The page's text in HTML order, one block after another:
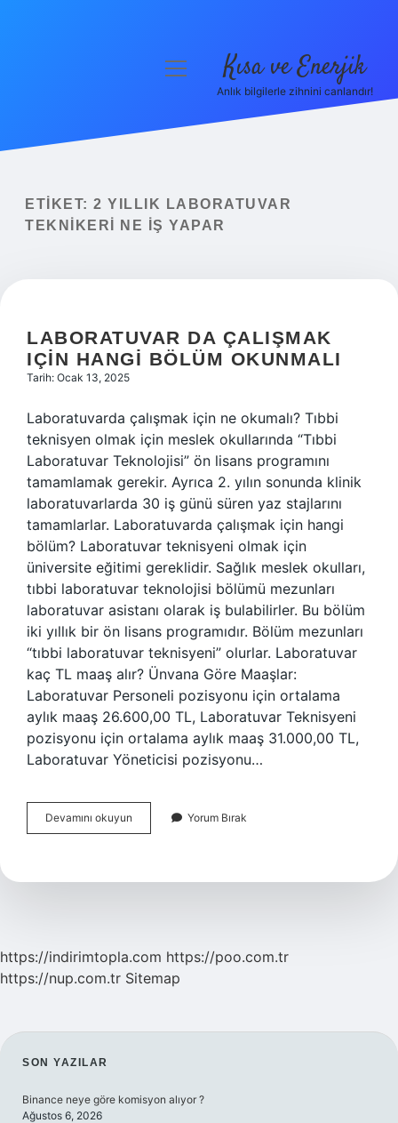
Yasal Uyarı
menüyü
Kısa ve Enerjik
Anlık bilgilerle zihnini canlandır!
ETIKET: 2 YILLIK LABORATUVAR
TEKNIKERI NE IŞ YAPAR
LABORATUVAR DA ÇALIŞMAK
IÇIN HANGI BÖLÜM OKUNMALI
Tarih: Ocak 13, 2025
Laboratuvarda çalışmak için ne okumalı? Tıbbi
teknisyen olmak için meslek okullarında “Tıbbi
Laboratuvar Teknolojisi” ön lisans programını
tamamlamak gerekir. Ayrıca 2. yılın sonunda klinik
laboratuvarlarda 30 iş günü süren yaz stajlarını
tamamlarlar. Laboratuvarda çalışmak için hangi
bölüm? Laboratuvar teknisyeni olmak için
üniversite eğitimi gereklidir. Sağlık meslek okulları,
tıbbi laboratuvar teknolojisi bölümü mezunları
laboratuvar asistanı olarak iş bulabilirler. Bu bölüm
iki yıllık bir ön lisans programıdır. Bölüm mezunları
“tıbbi laboratuvar teknisyeni” olurlar. Laboratuvar
kaç TL maaş alır? Ünvana Göre Maaşlar:
Laboratuvar Personeli pozisyonu için ortalama
aylık maaş 26.600,00 TL, Laboratuvar Teknisyeni
pozisyonu için ortalama aylık maaş 31.000,00 TL,
Laboratuvar Yöneticisi pozisyonu…
Devamını okuyun Laboratuvar
Da
Hangi
Yorum Bırak
https://indirimtopla.com https://poo.com.tr
https://nup.com.tr Sitemap
SIDEBAR
SON YAZILAR
Binance neye göre komisyon alıyor ?
Ağustos 6, 2026